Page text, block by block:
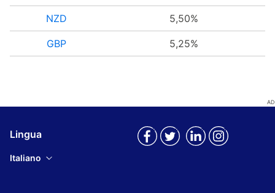
NZD 5,50%
GBP 5,25%
Lingua
Italiano